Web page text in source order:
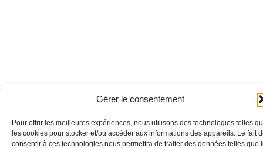
Gérer le consentement
Pour offrir les meilleures expériences, nous utilisons des technologies telles
les cookies pour stocker et/ou accéder aux informations des appareils. Le fait
consentir à ces technologies nous permettra de traiter des données telles que